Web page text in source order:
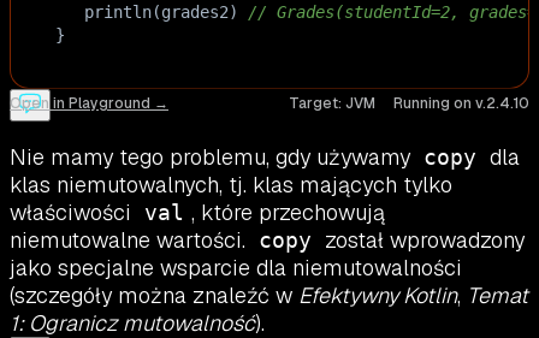
println(grades2) // Grades(studentId=2,
}
Open in Playground → Target: JVM Running on v.2.4.10
Nie mamy tego problemu, gdy używamy copy dla
klas niemutowalnych, tj. klas mających tylko
właściwości
val , które przechowują
niemutowalne wartości.
copy
został wprowadzony
jako specjalne wsparcie dla niemutowalności
(szczegóły można znaleźć w Efektywny Kotlin, Temat
1: Ogranicz mutowalność).